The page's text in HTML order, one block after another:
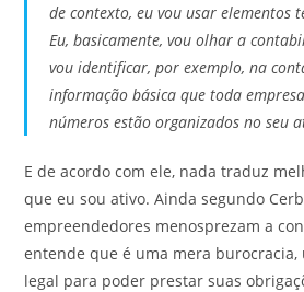
de contexto, eu vou usar elementos
Eu, basicamente, vou olhar a
vou identificar, por exemplo, na
informação básica que toda
números estão organizados no seu
E de acordo com ele, nada traduz
que eu sou ativo. Ainda segundo
empreendedores menosprezam a
entende que é uma mera burocracia,
legal para poder prestar suas